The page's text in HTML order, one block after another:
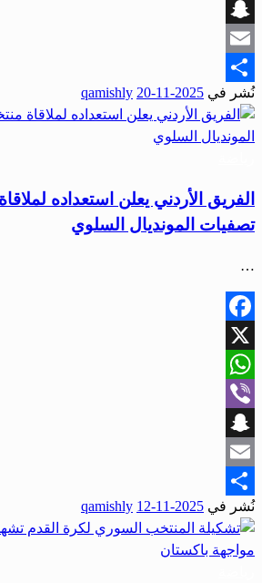
Viber
Snapchat
Email
Share
نُشر في 2025-11-20
qamishly
الفريق الأردني يعلن استعداده
تصفيات المونديال السلوي
…
Facebook
X
WhatsApp
Viber
Snapchat
Email
Share
نُشر في 2025-11-12
qamishly